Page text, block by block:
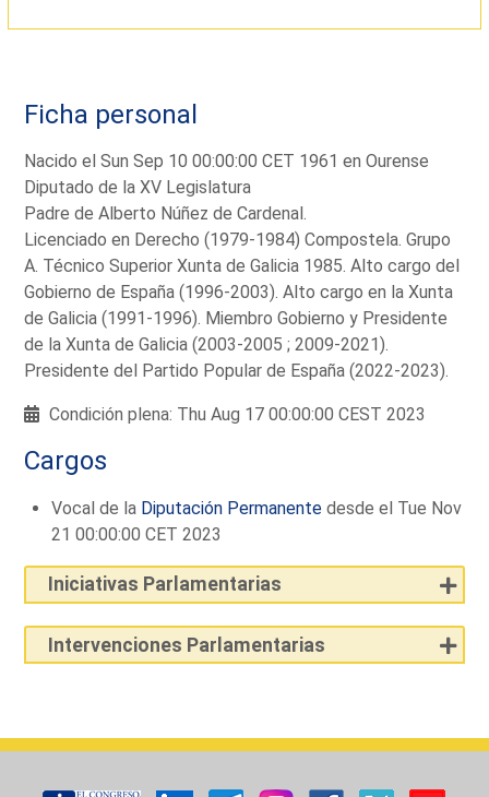
Ficha personal
Nacido el Sun Sep 10 00:00:00 CET 1961 en Ourense
Diputado de la XV Legislatura
Padre de Alberto Núñez de Cardenal.
Licenciado en Derecho (1979-1984) Compostela. Grupo
A. Técnico Superior Xunta de Galicia 1985. Alto cargo del
Gobierno de España (1996-2003). Alto cargo en la Xunta
de Galicia (1991-1996). Miembro Gobierno y Presidente
de la Xunta de Galicia (2003-2005 ; 2009-2021).
Presidente del Partido Popular de España (2022-2023).
Condición plena: Thu Aug 17 00:00:00 CEST 2023
Cargos
Vocal de la Diputación Permanente desde el Tue Nov
21 00:00:00 CET 2023
Iniciativas Parlamentarias
Intervenciones Parlamentarias